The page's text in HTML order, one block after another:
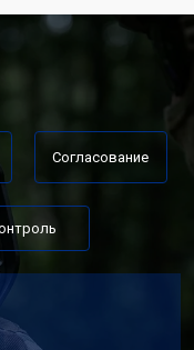
Согласование